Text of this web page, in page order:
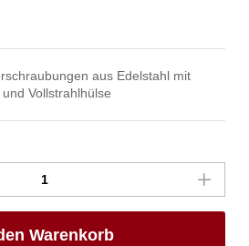
aus Edelstahl mit
Vollstrahlhülse
Warenkorb